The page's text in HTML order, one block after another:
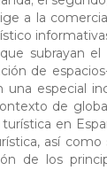
a la
subrayan
de
especial
de
en
así
de los